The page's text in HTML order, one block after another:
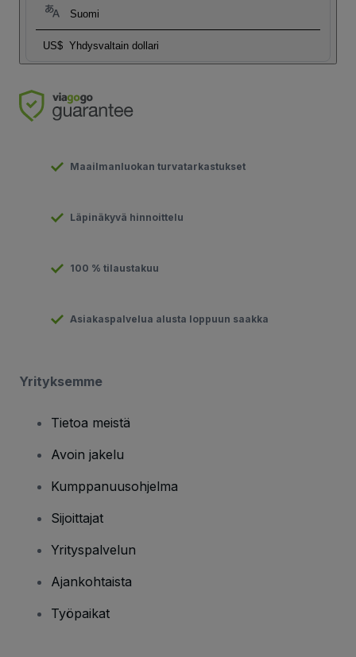
Suomi
US$ Yhdysvaltain dollari
Maailmanluokan turvatarkastukset
Läpinäkyvä hinnoittelu
100 % tilaustakuu
Asiakaspalvelua alusta loppuun saakka
Yrityksemme
Tietoa meistä
Avoin jakelu
Kumppanuusohjelma
Sijoittajat
Yrityspalvelun
Ajankohtaista
Työpaikat